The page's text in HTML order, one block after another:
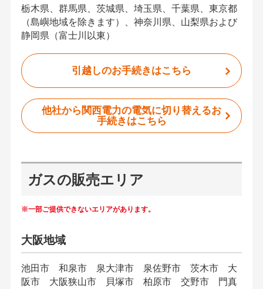
栃木県、群馬県、茨城県、埼玉県、千葉県、東京都
（島嶼地域を除きます）、神奈川県、山梨県および
静岡県（富士川以東）
引越しのお手続きはこちら
他社から関西電力の電気に切り替えるお
手続きはこちら
ガスの販売エリア
※一部ご提供できないエリアがあります。
大阪地域
池田市 和泉市 泉大津市 泉佐野市 茨木市 大
阪市 大阪狭山市 貝塚市 柏原市 交野市 門真